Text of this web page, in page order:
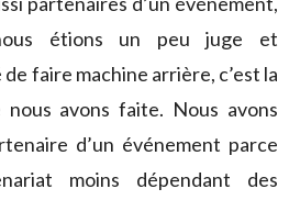
étions un peu juge et
faire machine arrière, c’est la
nous avons faite. Nous avons
d’un événement parce
moins dépendant des